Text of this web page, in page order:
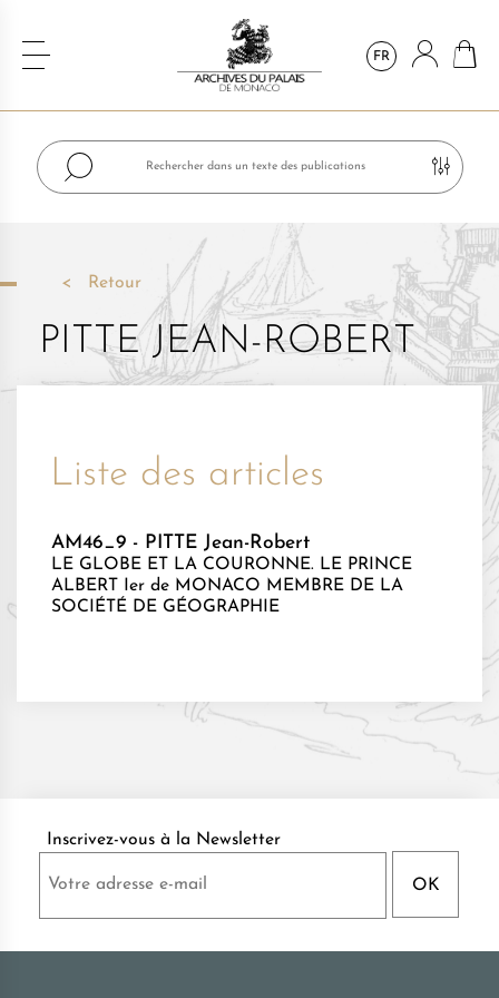
FR
Retour
PITTE JEAN-ROBERT
Liste des articles
AM46_9 - PITTE Jean-Robert
LE GLOBE ET LA COURONNE. LE PRINCE
ALBERT Ier de MONACO MEMBRE DE LA
SOCIÉTÉ DE GÉOGRAPHIE
Inscrivez-vous à la Newsletter